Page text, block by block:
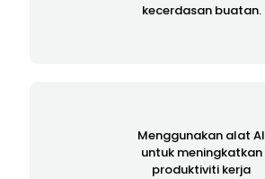
kecerdasan buatan.
Menggunakan alat AI
untuk meningkatkan
produktiviti kerja